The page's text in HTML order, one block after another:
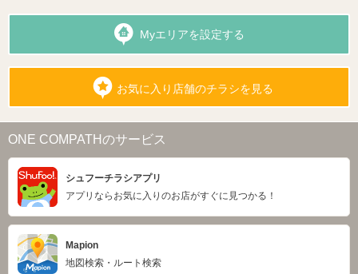
Myエリアを設定する
お気に入り店舗のチラシを見る
ONE COMPATHのサービス
シュフーチラシアプリ
アプリならお気に入りのお店がすぐに見つかる！
Mapion
地図検索・ルート検索